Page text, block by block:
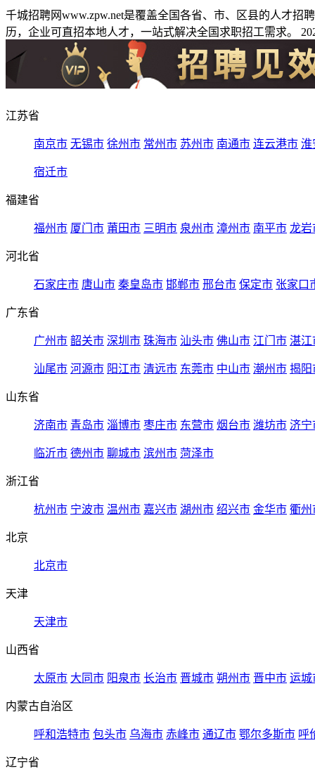
千城招聘网www.zpw.net是覆盖全国各省、市、区县的人才
历，企业可直招本地人才，一站式解决全国求职招工需求。
江苏省
南京市 无锡市 徐州市 常州市 苏州市 南通市 连云港市 淮
宿迁市
福建省
福州市 厦门市 莆田市 三明市 泉州市 漳州市 南平市 龙岩
河北省
石家庄市 唐山市 秦皇岛市 邯郸市 邢台市 保定市 张家口
广东省
广州市 韶关市 深圳市 珠海市 汕头市 佛山市 江门市 湛江
汕尾市 河源市 阳江市 清远市 东莞市 中山市 潮州市 揭阳
山东省
济南市 青岛市 淄博市 枣庄市 东营市 烟台市 潍坊市 济宁
临沂市 德州市 聊城市 滨州市 菏泽市
浙江省
杭州市 宁波市 温州市 嘉兴市 湖州市 绍兴市 金华市 衢州
北京
北京市
天津
天津市
山西省
太原市 大同市 阳泉市 长治市 晋城市 朔州市 晋中市 运城
内蒙古自治区
呼和浩特市 包头市 乌海市 赤峰市 通辽市 鄂尔多斯市 呼
辽宁省